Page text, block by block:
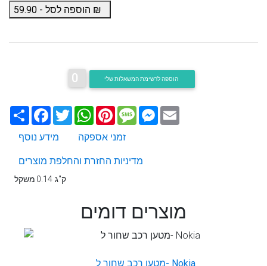
הוספה לסל - 59.90
0
שתף Facebook
TwitterWhatsApp
PinterestMessageMessenger
מידע נוסף
זמני אספקה
מדיניות החזרת והחלפת מוצרים
משקל 0.14 ק"ג
מוצרים דומים
מטען רכב שחור ל- Nokia